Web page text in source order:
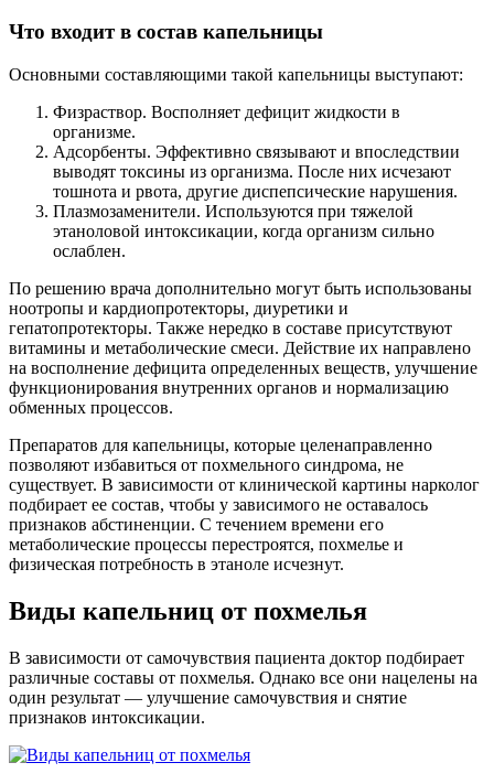
Что входит в состав капельницы
Основными составляющими такой капельницы выступают:
Физраствор. Восполняет дефицит жидкости в
организме.
Адсорбенты. Эффективно связывают и впоследствии
выводят токсины из организма. После них исчезают
тошнота и рвота, другие диспепсические нарушения.
Плазмозаменители. Используются при тяжелой
этаноловой интоксикации, когда организм сильно
ослаблен.
По решению врача дополнительно могут быть использованы
ноотропы и кардиопротекторы, диуретики и
гепатопротекторы. Также нередко в составе присутствуют
витамины и метаболические смеси. Действие их направлено
на восполнение дефицита определенных веществ, улучшение
функционирования внутренних органов и нормализацию
обменных процессов.
Препаратов для капельницы, которые целенаправленно
позволяют избавиться от похмельного синдрома, не
существует. В зависимости от клинической картины нарколог
подбирает ее состав, чтобы у зависимого не оставалось
признаков абстиненции. С течением времени его
метаболические процессы перестроятся, похмелье и
физическая потребность в этаноле исчезнут.
Виды капельниц от похмелья
В зависимости от самочувствия пациента доктор подбирает
различные составы от похмелья. Однако все они нацелены на
один результат — улучшение самочувствия и снятие
признаков интоксикации.